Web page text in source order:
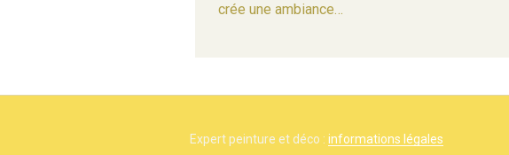
crée une ambiance…
Expert peinture et déco : informations légales